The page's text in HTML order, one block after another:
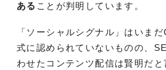
ある ことが判明しています。
「ソーシャルシグナル」はいま
式に認められていないものの、
わせたコンテンツ配信は賢明だと